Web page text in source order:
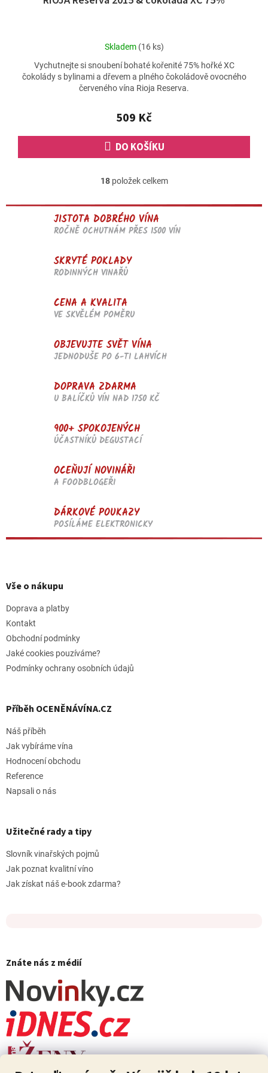
Průměrné
produktu
je
5,0
5
hvězdiček.
Skladem (16 ks)
509 Kč
DO KOŠÍKU
Vychutnejte si snoubení bohaté kořenité 75% hořké XC
čokolády s bylinami a dřevem a plného čokoládově ovocného
červeného vína Rioja Reserva.
O
l
á
d
k
ý
p
s
u
18položek celkem
JISTOTA DOBRÉHO VÍNA
ROČNĚ OCHUTNÁM PŘES 1500 VÍN
SKRYTÉ POKLADY
RODINNÝCH VINAŘŮ
CENA A KVALITA
VE SKVĚLÉM POMĚRU
OBJEVUJTE SVĚT VÍNA
JEDNODUŠE PO 6-TI LAHVÍCH
DOPRAVA ZDARMA
U BALÍČKŮ VÍN NAD 1750 KČ
900+ SPOKOJENÝCH
ÚČASTNÍKŮ DEGUSTACÍ
OCEŇUJÍ NOVINÁŘI
A FOODBLOGEŘI
DÁRKOVÉ POUKAZY
POSÍLÁME ELEKTRONICKY
pVše o nákupu
Doprava a platby
Kontakt
Obchodní podmínky
Jaké cookies pouzíváme?
Podmínky ochrany osobních údajů
Příběh OCENĚNÁVÍNA.CZ
Náš příběh
Jak vybíráme vína
Hodnocení obchodu
Reference
Napsali o nás
Užitečné rady a tipy
Slovník vinařských pojmů
Jak poznat kvalitní víno
Jak získat náš e-book zdarma?
Znáte nás z médií